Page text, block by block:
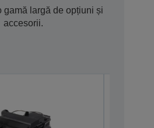
gamă largă de opțiuni și
accesorii.